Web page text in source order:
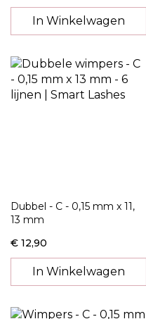
In Winkelwagen
Dubbel - C - 0,15 mm x 11,
13 mm
€ 12,90
In Winkelwagen